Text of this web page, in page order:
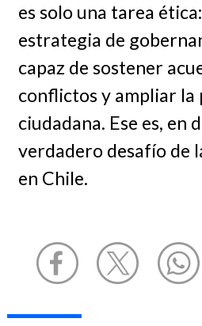
es solo una tarea
estrategia de
capaz de sostener
conflictos y ampliar
ciudadana. Ese es, en
verdadero desafío de
en Chile.